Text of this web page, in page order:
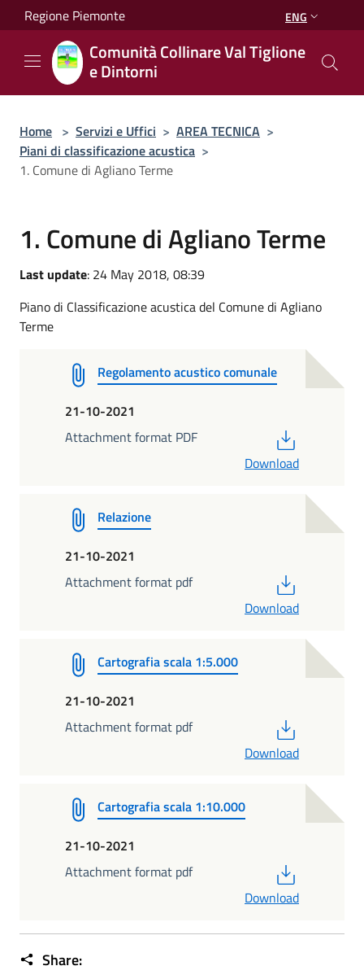
Salta al contenuto principale
Regione Piemonte ENG
Comunità Collinare Val Tiglione
e Dintorni
Home > Servizi e Uffici > AREA TECNICA >
Piani di classificazione acustica >
1. Comune di Agliano Terme
1. Comune di Agliano Terme
Last update: 24 May 2018, 08:39
Piano di Classificazione acustica del Comune di Agliano
Terme
Regolamento acustico comunale
21-10-2021
Attachment format PDF
Download
Relazione
21-10-2021
Attachment format pdf
Download
Cartografia scala 1:5.000
21-10-2021
Attachment format pdf
Download
Cartografia scala 1:10.000
21-10-2021
Attachment format pdf
Download
Share: